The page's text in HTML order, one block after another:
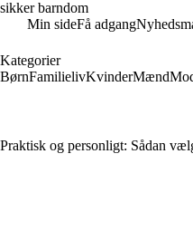
sikker barndom
Min sideFå adgang
Kategorier
BørnFamilielivKvinderMænd
Praktisk og personligt: Sådan